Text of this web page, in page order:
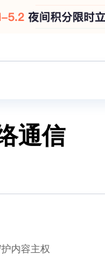
通信
内容主权